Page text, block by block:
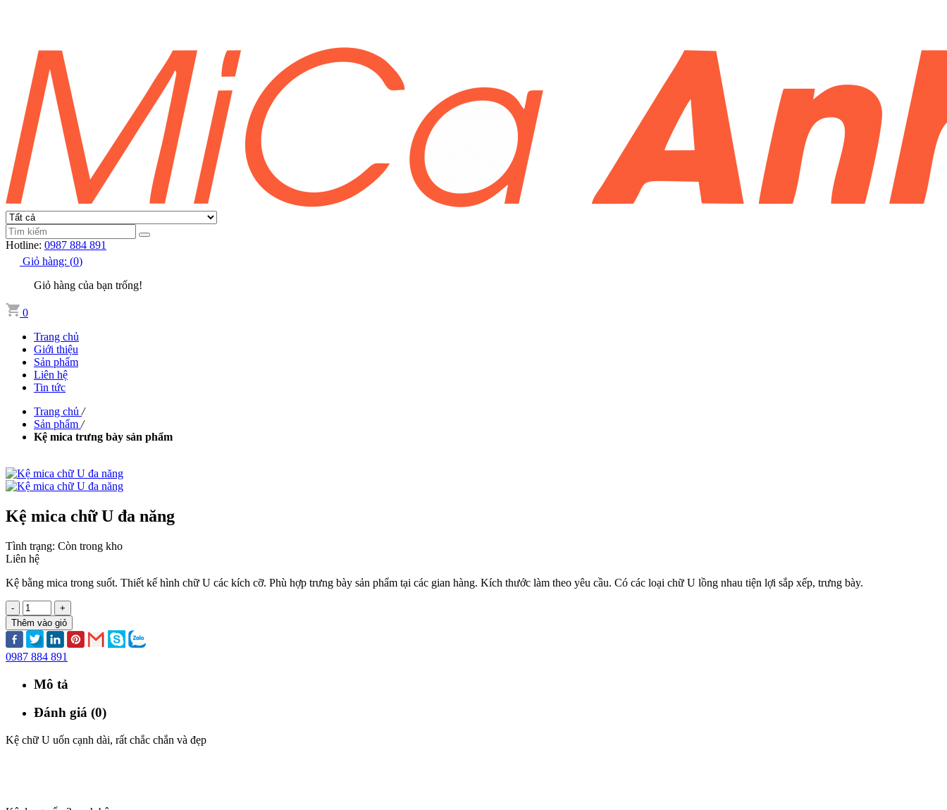
Hotline: 0987 884 891
Giỏ hàng: (0)
Giỏ hàng của bạn trống!
0
Trang chủ
Giới thiệu
Sản phẩm
Liên hệ
Tin tức
Trang chủ /
Sản phẩm /
Kệ mica trưng bày sản phẩm
Kệ mica chữ U đa năng
Tình trạng: Còn trong kho
Liên hệ
Kệ bằng mica trong suốt. Thiết kế hình chữ U các kích cỡ. Phù hợp trưng bày sản phẩm tại các gian hàng. Kích thước làm theo yêu cầu. Có các loại chữ U lồng nhau tiện lợi sắp xếp, trưng bày.
-
+
Thêm vào giỏ
0987 884 891
Mô tả
Đánh giá (0)
Kệ chữ U uốn cạnh dài, rất chắc chắn và đẹp